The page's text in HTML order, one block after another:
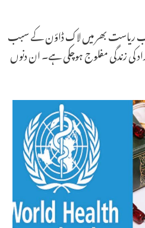
َ: کویڈ۔19 کے سبب ریاست بھر میں لاک ڈاؤن کے سبب
کی زندگی مفلوج ہوچکی ہے۔ ان دنوں